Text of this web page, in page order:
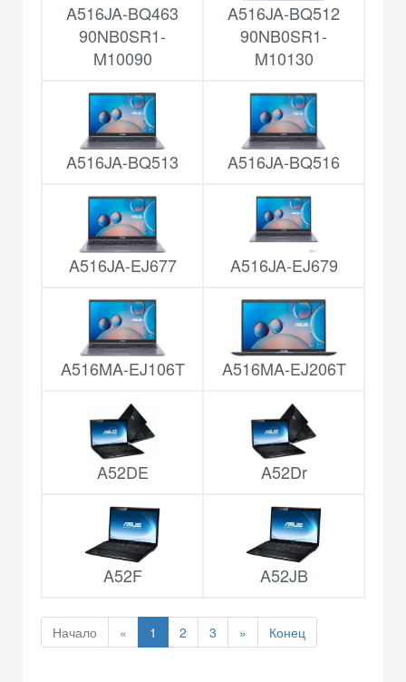
A516JA-BQ463
90NB0SR1-
M10090
A516JA-BQ512
90NB0SR1-
M10130
A516JA-BQ513 A516JA-BQ516
A516JA-EJ677 A516JA-EJ679
A516MA-EJ106T A516MA-EJ206T
A52DE A52Dr
A52F A52JB
Начало « 1 2 3 » Конец